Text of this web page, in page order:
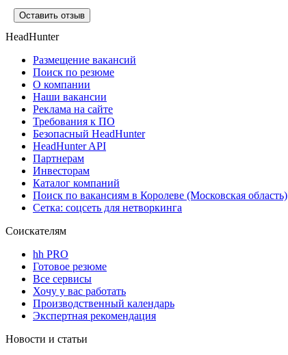
Оставить отзыв
HeadHunter
Размещение вакансий
Поиск по резюме
О компании
Наши вакансии
Реклама на сайте
Требования к ПО
Безопасный HeadHunter
HeadHunter API
Партнерам
Инвесторам
Каталог компаний
Поиск по вакансиям в Королеве (Московская область)
Сетка: соцсеть для нетворкинга
Соискателям
hh PRO
Готовое резюме
Все сервисы
Хочу у вас работать
Производственный календарь
Экспертная рекомендация
Новости и статьи